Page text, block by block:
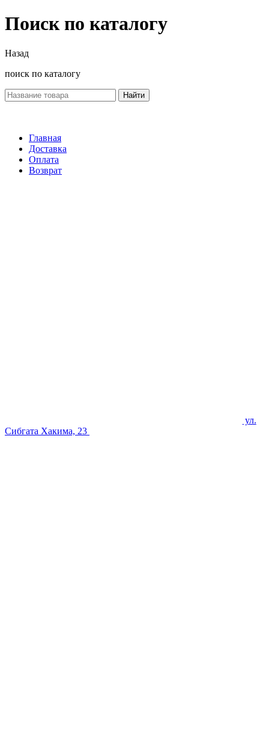
Поиск по каталогу
Назад
поиск по каталогу
Найти
Главная
Доставка
Оплата
Возврат
ул.
Сибгата Хакима, 23